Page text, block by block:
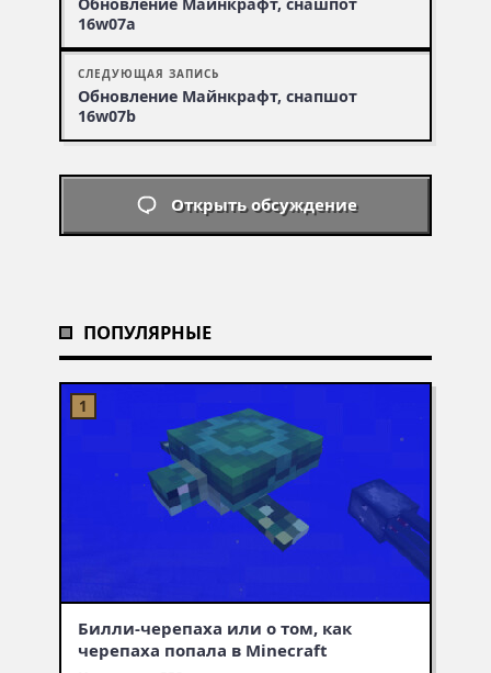
16w07a
СЛЕДУЮЩАЯ ЗАПИСЬ
Обновление Майнкрафт, снапшот
16w07b
Открыть обсуждение
ПОПУЛЯРНЫЕ
Билли-черепаха или о том, как
черепаха попала в Minecraft